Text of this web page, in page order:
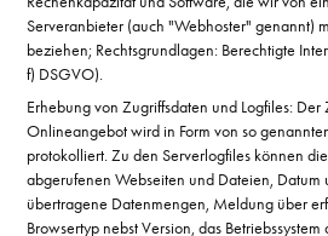
Serveranbieter (auch "Webhoster" genannt)
beziehen; Rechtsgrundlagen: Berechtigte
f) DSGVO).
Erhebung von Zugriffsdaten und Logfiles: Der
Onlineangebot wird in Form von so
protokolliert. Zu den Serverlogfiles können
abgerufenen Webseiten und Dateien, Datum
übertragene Datenmengen, Meldung über
Browsertyp nebst Version, das Betriebssystem